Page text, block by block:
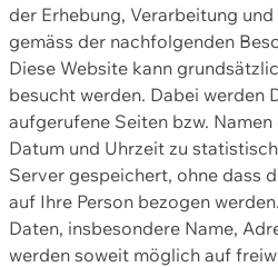
der Erhebung, Verarbeitung
gemäss der nachfolgenden
Diese Website kann
besucht werden. Dabei werden
aufgerufene Seiten bzw.
Datum und Uhrzeit zu
Server gespeichert, ohne dass
auf Ihre Person bezogen
Daten, insbesondere Name,
werden soweit möglich auf